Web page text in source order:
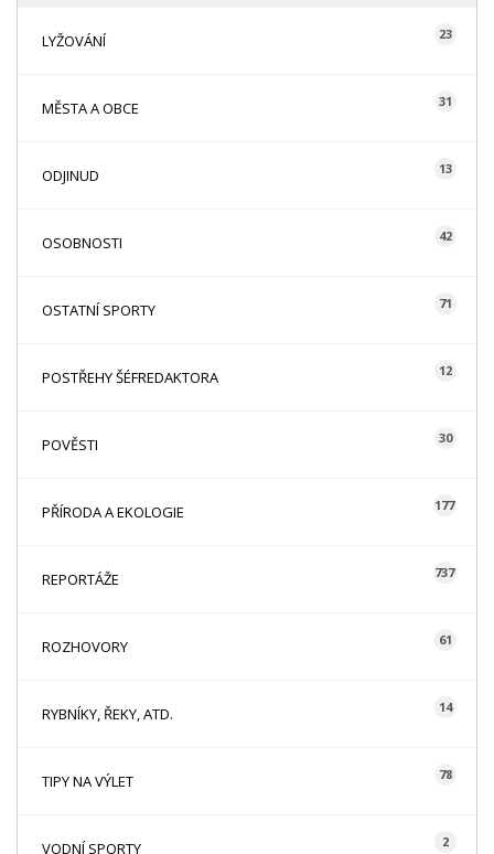
LYŽOVÁNÍ 23
MĚSTA A OBCE 31
ODJINUD 13
OSOBNOSTI 42
OSTATNÍ SPORTY 71
POSTŘEHY ŠÉFREDAKTORA 12
POVĚSTI 30
PŘÍRODA A EKOLOGIE 177
REPORTÁŽE 737
ROZHOVORY 61
RYBNÍKY, ŘEKY, ATD. 14
TIPY NA VÝLET 78
VODNÍ SPORTY 2